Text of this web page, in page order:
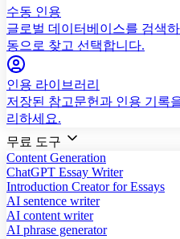
수동 인용
글로벌 데이터베이스를 검색
동으로 찾고 선택합니다.
인용 라이브러리
저장된 참고문헌과 인용 기록
리하세요.
무료 도구
Content Generation
ChatGPT Essay Writer
Introduction Creator for Essays
AI sentence writer
AI content writer
AI phrase generator